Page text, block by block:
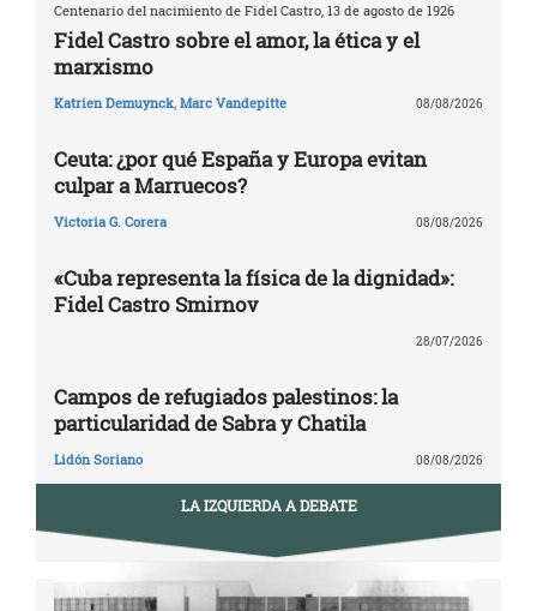
Centenario del nacimiento de Fidel Castro, 13 de agosto de 1926
Fidel Castro sobre el amor, la ética y el
marxismo
Katrien Demuynck, Marc Vandepitte 08/08/2026
Ceuta: ¿por qué España y Europa evitan
culpar a Marruecos?
Victoria G. Corera 08/08/2026
«Cuba representa la física de la dignidad»:
Fidel Castro Smirnov
28/07/2026
Campos de refugiados palestinos: la
particularidad de Sabra y Chatila
Lidón Soriano 08/08/2026
LA IZQUIERDA A DEBATE